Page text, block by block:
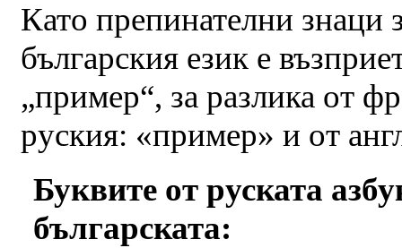
Като препинателни знаци
българския език е
„пример“, за разлика от
руския: «пример» и от
Буквите от руската
българската: